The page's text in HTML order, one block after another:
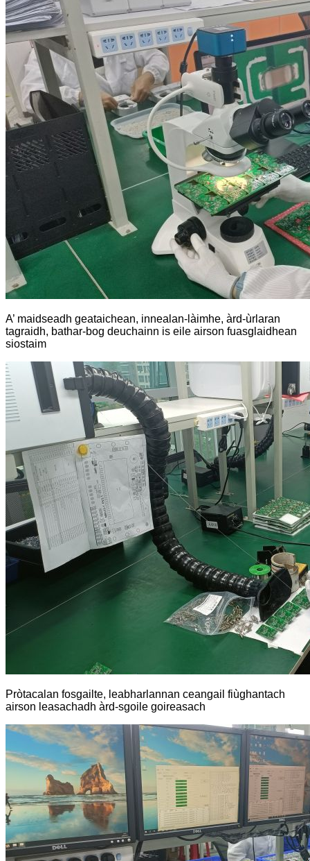
A’ maidseadh geataichean, innealan-làimhe, àrd-ùrlaran
tagraidh, bathar-bog deuchainn is eile airson fuasglaidhean
siostaim
Pròtacalan fosgailte, leabharlannan ceangail fiùghantach
airson leasachadh àrd-sgoile goireasach